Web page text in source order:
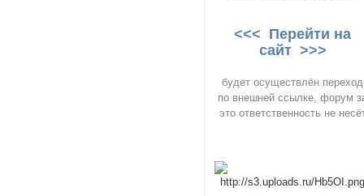
<<< Перейти на
сайт >>>
будет осуществлён переход
по внешней ссылке, форум
это ответственность не